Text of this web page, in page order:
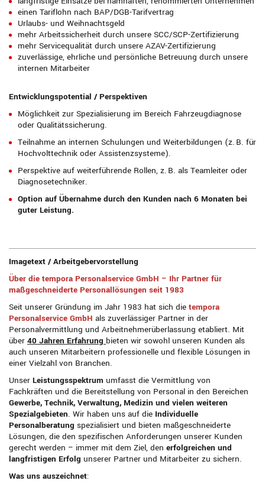
einen Tariflohn nach BAP/DGB-Tarifvertrag
Urlaubs- und Weihnachtsgeld
mehr Arbeitssicherheit durch unsere SCC/SCP-Zertifizierung
mehr Servicequalität durch unsere AZAV-Zertifizierung
zuverlässige, ehrliche und persönliche Betreuung durch unsere
internen Mitarbeiter
Entwicklungspotential / Perspektiven
Möglichkeit zur Spezialisierung im Bereich Fahrzeugdiagnose
oder Qualitätssicherung.
Teilnahme an internen Schulungen und Weiterbildungen (z. B. für
Hochvolttechnik oder Assistenzsysteme).
Perspektive auf weiterführende Rollen, z. B. als Teamleiter oder
Diagnosetechniker.
Option auf Übernahme durch den Kunden nach 6 Monaten bei
guter Leistung.
Imagetext / Arbeitgebervorstellung
Über die tempora Personalservice GmbH – Ihr Partner für
maßgeschneiderte Personallösungen seit 1983
Seit unserer Gründung im Jahr 1983 hat sich die tempora
Personalservice GmbH als zuverlässiger Partner in der
Personalvermittlung und Arbeitnehmerüberlassung etabliert. Mit
über 40 Jahren Erfahrung bieten wir sowohl unseren Kunden als
auch unseren Mitarbeitern professionelle und flexible Lösungen in
einer Vielzahl von Branchen.
Unser Leistungsspektrum umfasst die Vermittlung von
Fachkräften und die Bereitstellung von Personal in den Bereichen
Gewerbe, Technik, Verwaltung, Medizin und vielen weiteren
Spezialgebieten. Wir haben uns auf die Individuelle
Personalberatung spezialisiert und bieten maßgeschneiderte
Lösungen, die den spezifischen Anforderungen unserer Kunden
gerecht werden – immer mit dem Ziel, den erfolgreichen und
langfristigen Erfolg unserer Partner und Mitarbeiter zu sichern.
Was uns auszeichnet: